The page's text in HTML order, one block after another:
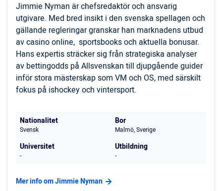
Jimmie Nyman är chefsredaktör och ansvarig
utgivare. Med bred insikt i den svenska spellagen och
gällande regleringar granskar han marknadens utbud
av casino online, sportsbooks och aktuella bonusar.
Hans expertis sträcker sig från strategiska analyser
av bettingodds på Allsvenskan till djupgående guider
inför stora mästerskap som VM och OS, med särskilt
fokus på ishockey och vintersport.
Nationalitet
Svensk
Bor
Malmö, Sverige
Universitet
-
Utbildning
-
Mer info om Jimmie Nyman